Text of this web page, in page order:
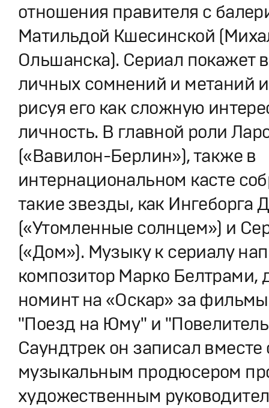
отношения правителя с
Матильдой Кшесинской
Ольшанска). Сериал покажет
личных сомнений и метаний
рисуя его как сложную
личность. В главной роли
(«Вавилон-Берлин»), также в
интернациональном касте
такие звезды, как Ингеборга
(«Утомленные солнцем») и
(«Дом»). Музыку к сериалу
композитор Марко
номинт на «Оскар» за фильмы
"Поезд на Юму" и
Саундтрек он записал вместе
музыкальным продюсером
художественным